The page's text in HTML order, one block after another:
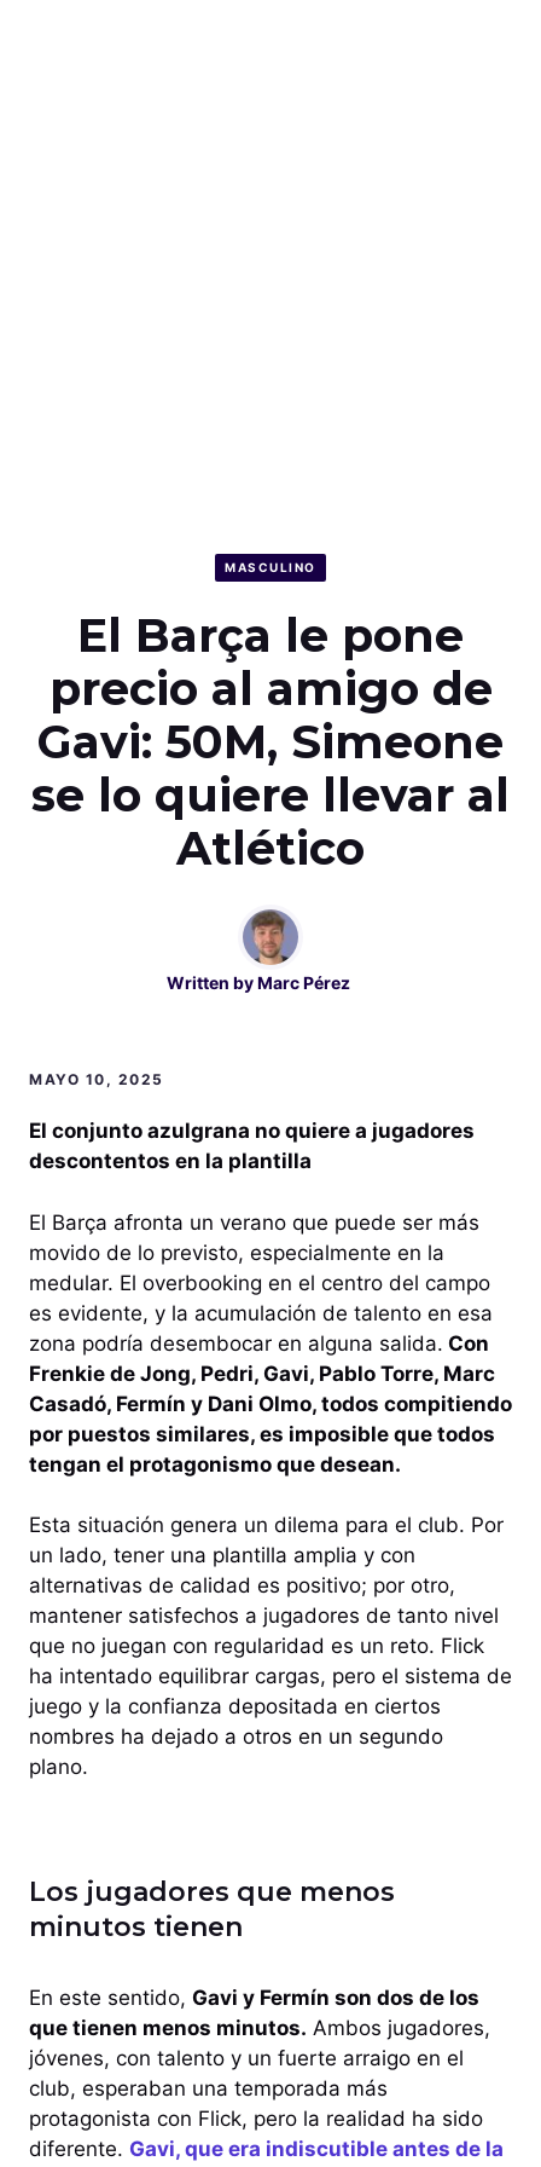
MASCULINO
El Barça le pone
precio al amigo de
Gavi: 50M, Simeone
se lo quiere llevar al
Atlético
Written byMarc Pérez
MAYO 10, 2025
El conjunto azulgrana no quiere a jugadores
descontentos en la plantilla
El Barça afronta un verano que puede ser más
movido de lo previsto, especialmente en la
medular. El overbooking en el centro del campo
es evidente, y la acumulación de talento en esa
zona podría desembocar en alguna salida. Con
Frenkie de Jong, Pedri, Gavi, Pablo Torre, Marc
Casadó, Fermín y Dani Olmo, todos compitiendo
por puestos similares, es imposible que todos
tengan el protagonismo que desean.
Esta situación genera un dilema para el club. Por
un lado, tener una plantilla amplia y con
alternativas de calidad es positivo; por otro,
mantener satisfechos a jugadores de tanto nivel
que no juegan con regularidad es un reto. Flick
ha intentado equilibrar cargas, pero el sistema de
juego y la confianza depositada en ciertos
nombres ha dejado a otros en un segundo
plano.
Los jugadores que menos
minutos tienen
En este sentido, Gavi y Fermín son dos de los
que tienen menos minutos. Ambos jugadores,
jóvenes, con talento y un fuerte arraigo en el
club, esperaban una temporada más
protagonista con Flick, pero la realidad ha sido
diferente. Gavi, que era indiscutible antes de la